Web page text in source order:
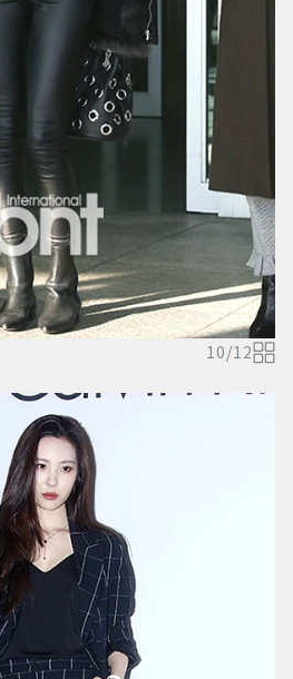
10/12